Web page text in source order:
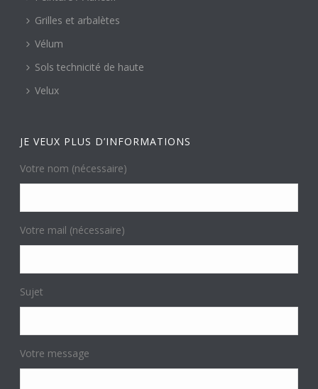
Grilles et arbalètes
Vélum
Sols technicité de haute
Velux
JE VEUX PLUS D’INFORMATIONS
Votre nom (nécessaire)
Votre mail (nécessaire)
Sujet
Votre message